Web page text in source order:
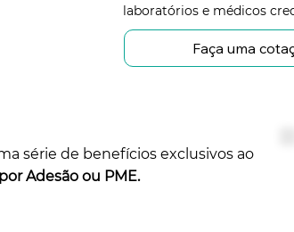
laboratórios e médicos
Faça uma
série de benefícios exclusivos ao
Adesão ou PME.